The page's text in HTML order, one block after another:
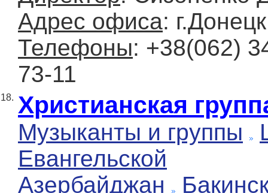
Адрес офиса:
Телефоны: +38(062)
73-11
18. Христианская
Музыканты и группы
Евангельской
Азербайджан